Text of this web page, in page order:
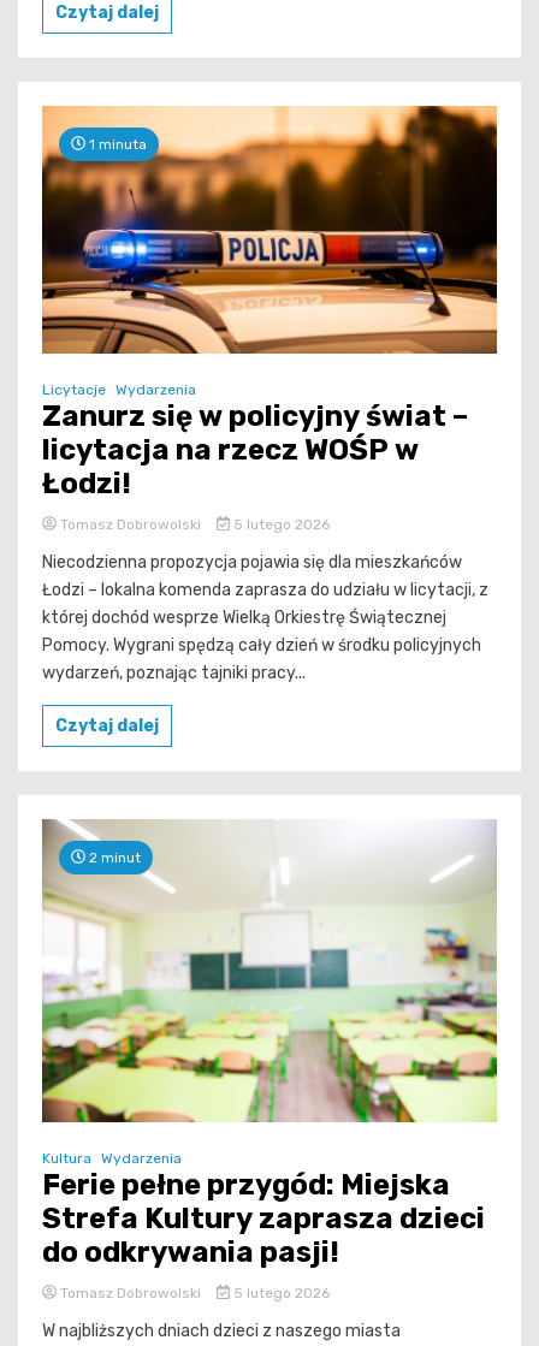
Czytaj dalej
1 minuta
Licytacje Wydarzenia
Zanurz się w policyjny świat –
licytacja na rzecz WOŚP w
Łodzi!
Tomasz Dobrowolski 5 lutego 2026
Niecodzienna propozycja pojawia się dla mieszkańców
Łodzi – lokalna komenda zaprasza do udziału w licytacji, z
której dochód wesprze Wielką Orkiestrę Świątecznej
Pomocy. Wygrani spędzą cały dzień w środku policyjnych
wydarzeń, poznając tajniki pracy...
Czytaj dalej
2 minut
Kultura Wydarzenia
Ferie pełne przygód: Miejska
Strefa Kultury zaprasza dzieci
do odkrywania pasji!
Tomasz Dobrowolski 5 lutego 2026
W najbliższych dniach dzieci z naszego miasta